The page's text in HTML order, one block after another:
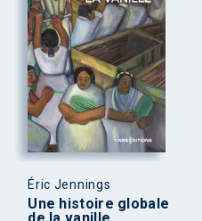
Éric Jennings
Une histoire globale
de la vanille